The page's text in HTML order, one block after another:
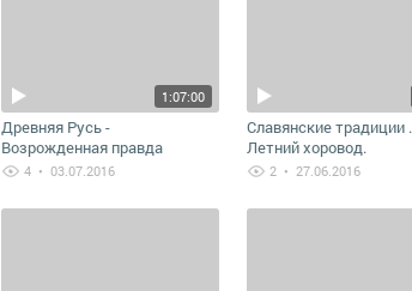
1:07:00
Древняя Русь -
Возрожденная правда
4 • 03.07.2016
Славянские традиции .
Летний хоровод.
2 • 27.06.2016